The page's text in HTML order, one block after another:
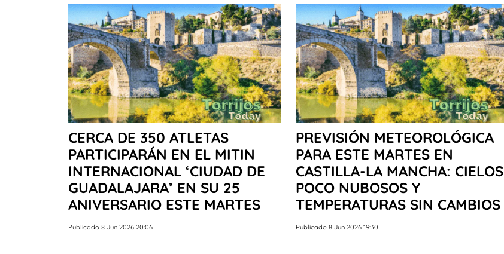
CERCA DE 350 ATLETAS
PARTICIPARÁN EN EL MITIN
INTERNACIONAL ‘CIUDAD DE
GUADALAJARA’ EN SU 25
ANIVERSARIO ESTE MARTES
Publicado 8 Jun 2026 20:06
PREVISIÓN METEOROLÓGICA
PARA ESTE MARTES EN
CASTILLA-LA MANCHA: CIELOS
POCO NUBOSOS Y
TEMPERATURAS SIN CAMBIOS
Publicado 8 Jun 2026 19:30